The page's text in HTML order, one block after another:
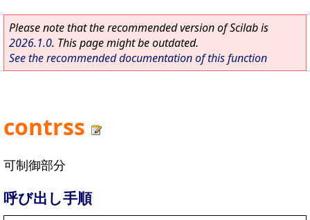
Please note that the recommended version of Scilab is
2026.1.0. This page might be outdated.
See the recommended documentation of this function
contrss
可制御部分
呼び出し手順